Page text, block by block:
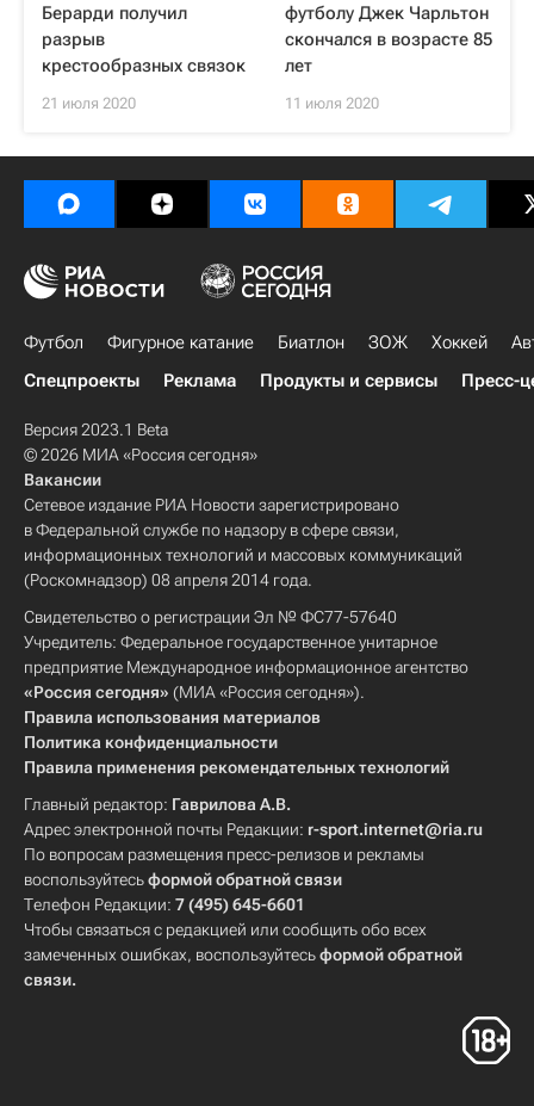
Берарди получил
разрыв
крестообразных связок
21 июля 2020
футболу Джек Чарльтон
скончался в возрасте 85
лет
11 июля 2020
Футбол Фигурное катание Биатлон ЗОЖ Хоккей
Спецпроекты
Реклама Продукты и сервисы Пресс-
Версия 2023.1 Beta
© 2026 МИА «Россия сегодня»
Вакансии
Сетевое издание РИА Новости зарегистрировано
в Федеральной службе по надзору в сфере связи,
информационных технологий и массовых коммуникаций
(Роскомнадзор) 08 апреля 2014 года.
Свидетельство о регистрации Эл № ФС77-57640
Учредитель: Федеральное государственное унитарное
предприятие Международное информационное агентство
«Россия сегодня» (МИА «Россия сегодня»).
Правила использования материалов
Политика конфиденциальности
Правила применения рекомендательных технологий
Главный редактор: Гаврилова А.В.
Адрес электронной почты Редакции: r-sport.internet@ria.ru
По вопросам размещения пресс-релизов и рекламы
воспользуйтесьформой обратной связи
Телефон Редакции: 7 (495) 645-6601
Чтобы связаться с редакцией или сообщить обо всех
замеченных ошибках, воспользуйтесьформой обратной
связи.